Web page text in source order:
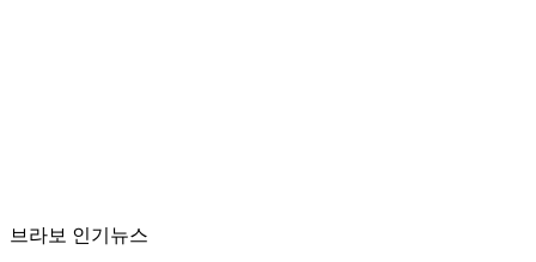
브라보 인기뉴스